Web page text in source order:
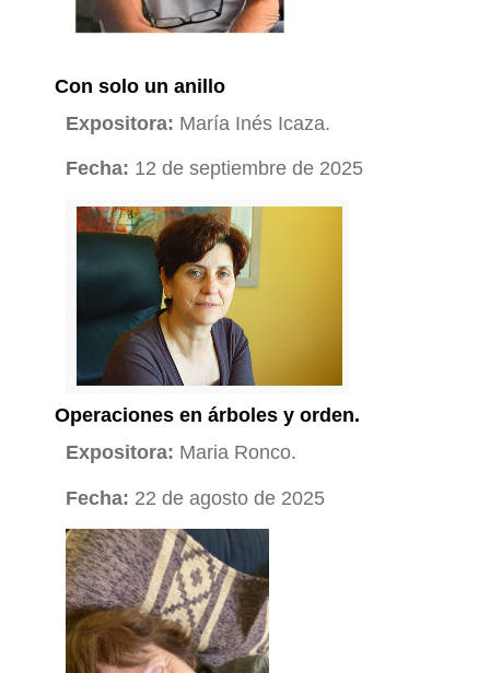
Con solo un anillo
Expositora: María Inés Icaza.
Fecha: 12 de septiembre de 2025
Operaciones en árboles y orden.
Expositora: Maria Ronco.
Fecha: 22 de agosto de 2025